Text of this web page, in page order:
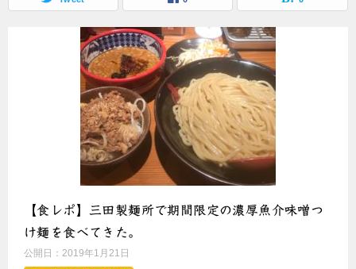
【食レポ】三田製麺所で期間限定の濃厚魚介味噌つ
け麺を食べてきた。
公開日： 2019年1月21日